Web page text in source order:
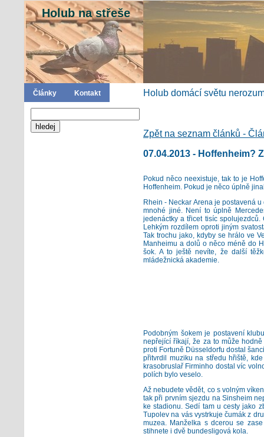
Holub na střeše
Články Kontakt Holub domácí světu
Zpět na seznam článků -
07.04.2013 - Hoffenheim?
Pokud něco neexistuje, tak to je
Hoffenheim. Pokud je něco úplně
Rhein - Neckar Arena je postavená
mnohé jiné. Není to úplně
jedenáctky a třicet tisíc spolujezdců.
Lehkým rozdílem oproti jiným
Tak trochu jako, kdyby se hrálo ve
Manheimu a dolů o něco méně do
šok. A to ještě nevíte, že další
mládežnická akademie.
Podobným šokem je postavení
nepřející říkají, že za to může
proti Fortuně Düsseldorfu dostal
přitvrdil muziku na středu hřiště,
krasobruslař Firminho dostal víc
polích bylo veselo.
Až nebudete vědět, co s volným
tak při prvním sjezdu na Sinsheim
ke stadionu. Sedí tam u cesty jako
Tupolev na vás vystrkuje čumák z
muzea. Manželka s dcerou se
stihnete i dvě bundesligová kola.